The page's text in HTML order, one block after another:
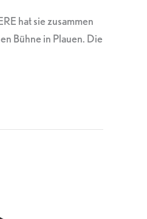
hat sie zusammen
Bühne in Plauen. Die